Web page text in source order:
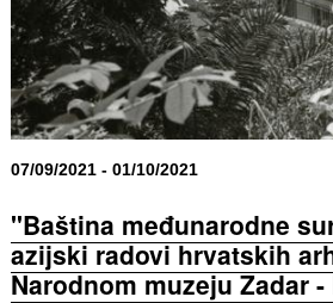
07/09/2021 - 01/10/2021
"Baština međunarodne
azijski radovi hrvatskih
Narodnom muzeju Zadar